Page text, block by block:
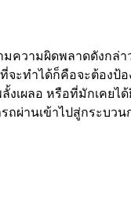
วามผิดพลาดดังกล่าว
จะทำได้ก็คือจะต้องป้
งเผลอ หรือที่มักเคยไ
ถผ่านเข้าไปสู่กระบวน